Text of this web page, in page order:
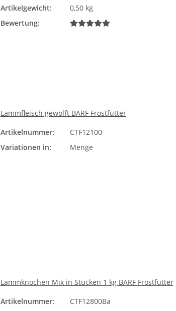
Artikelgewicht:
0,50 kg
Bewertung:
Lammfleisch gewolft BARF Frostfutter
Artikelnummer:
CTF12100
Variationen in:
Menge
Lammknochen Mix in Stücken 1 kg BARF Frostfutter
Artikelnummer:
CTF12800Ba